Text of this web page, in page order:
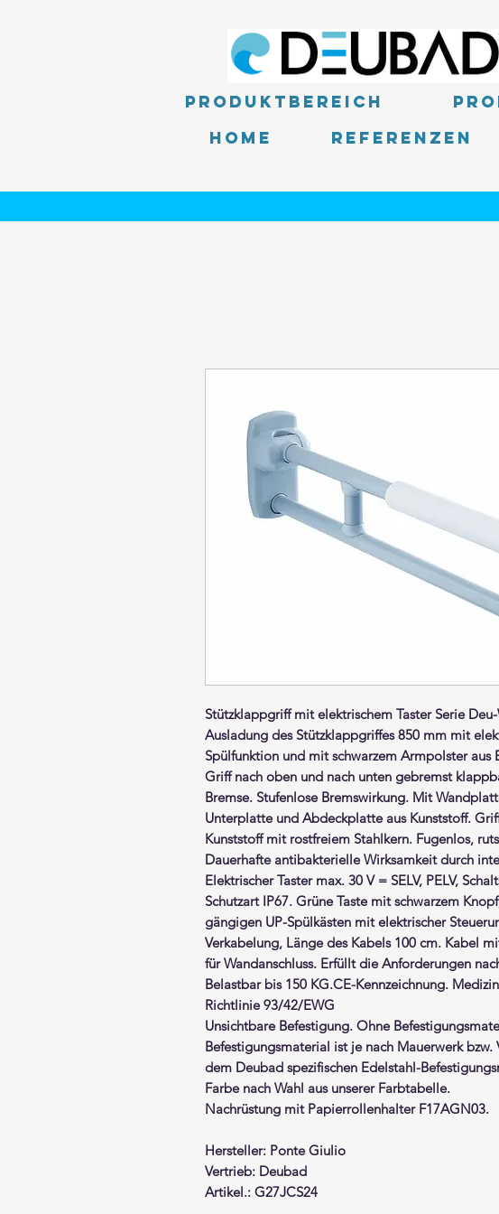
Produktbereich
Home
Referenzen
Stützklappgriff mit elektrischem TasterSerie Deu-
Ausladung des Stützklappgriffes 850 mm mit
Spülfunktion und mit schwarzem Armpolsteraus
Griff nach oben und nach unten gebremst
Bremse. Stufenlose Bremswirkung. Mit
Unterplatte und Abdeckplatte aus Kunststoff.
Kunststoff mit rostfreiem Stahlkern. Fugenlos,
Dauerhafte antibakterielle Wirksamkeit durch
Elektrischer Taster max. 30 V = SELV, PELV,
Schutzart IP67. Grüne Taste mit schwarzem
gängigen UP-Spülkästen mit elektrischer
Verkabelung, Länge des Kabels 100 cm. Kabel
für Wandanschluss. Erfüllt die Anforderungen
Belastbar bis 150 KG.CE-Kennzeichnung.
Richtlinie 93/42/EWG
Unsichtbare Befestigung. Ohne
Befestigungsmaterial ist je nach Mauerwerk bzw.
dem Deubad spezifischen Edelstahl-
Farbe nach Wahl aus unserer Farbtabelle.
Nachrüstung mit Papierrollenhalter F17AGN03.
Hersteller: Ponte Giulio
Vertrieb: Deubad
Artikel.: G27JCS24